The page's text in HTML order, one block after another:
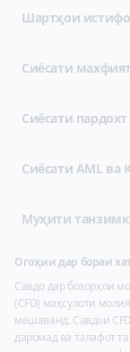
Шартҳои
Сиёсати махфият
Сиёсати пардохт
Сиёсати AML ва
Муҳити
Огоҳии дар бораи
Савдо дар бозорҳои
(CFD) маҳсулоти
мешаванд. Савдои
даромад ва талафот